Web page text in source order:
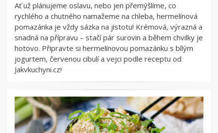
Ať už plánujeme oslavu, nebo jen přemýšlíme, co
rychlého a chutného namažeme na chleba, hermelínová
pomazánka je vždy sázka na jistotu! Krémová, výrazná a
snadná na přípravu – stačí pár surovin a během chvilky je
hotovo. Připravte si hermelínovou pomazánku s bílým
jogurtem, červenou cibulí a vejci podle receptu od
Jakvkuchyni.cz!